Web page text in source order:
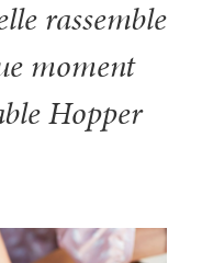
rassemble
moment
Hopper